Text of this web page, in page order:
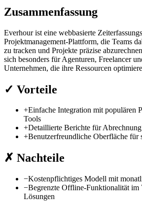
Zusammenfassung
Everhour ist eine webbasierte
Projektmanagement-Plattform, die Teams
zu tracken und Projekte präzise
sich besonders für Agenturen, Freelancer
Unternehmen, die ihre Ressourcen
✓ Vorteile
+Einfache Integration mit populären
Tools
+Detaillierte Berichte für
+Benutzerfreundliche Oberfläche für
✗ Nachteile
−Kostenpflichtiges Modell mit
−Begrenzte Offline-Funktionalität im
Lösungen